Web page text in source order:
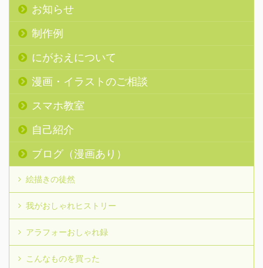
お知らせ
制作例
にがおえについて
漫画・イラストのご相談
スマホ教室
自己紹介
ブログ（漫画あり）
絵描きの徒然
我がおしゃれヒストリー
アラフォーおしゃれ録
こんなものを買った